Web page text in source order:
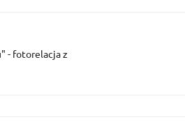
- fotorelacja z